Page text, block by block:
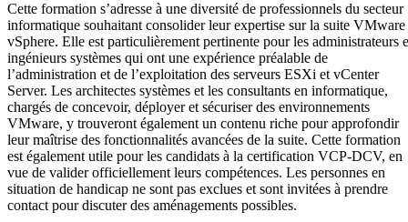
Cette formation s’adresse à une diversité de professionnels du secteur
informatique souhaitant consolider leur expertise sur la suite VMware
vSphere. Elle est particulièrement pertinente pour les administrateurs
ingénieurs systèmes qui ont une expérience préalable de
l’administration et de l’exploitation des serveurs ESXi et vCenter
Server. Les architectes systèmes et les consultants en informatique,
chargés de concevoir, déployer et sécuriser des environnements
VMware, y trouveront également un contenu riche pour approfondir
leur maîtrise des fonctionnalités avancées de la suite. Cette formation
est également utile pour les candidats à la certification VCP-DCV, en
vue de valider officiellement leurs compétences. Les personnes en
situation de handicap ne sont pas exclues et sont invitées à prendre
contact pour discuter des aménagements possibles.